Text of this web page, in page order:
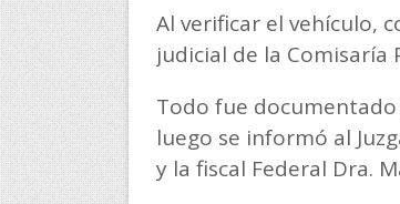
Al verificar el vehículo,
judicial de la Comisaría
Todo fue
luego se informó al
y la fiscal Federal Dra.